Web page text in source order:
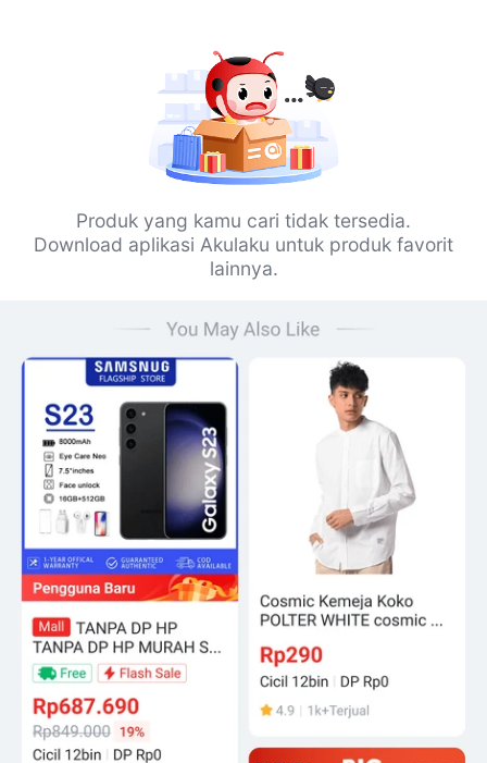
Produk yang kamu cari tidak tersedia.
Download aplikasi Akulaku untuk produk favorit
lainnya.